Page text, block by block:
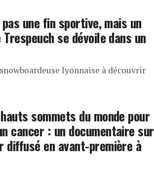
une fin sportive, mais un
se dévoile dans un
lyonnaise à découvrir
sommets du monde pour
cancer : un documentaire sur
diffusé en avant-première à